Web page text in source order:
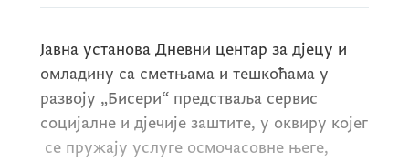
Јавна установа Дневни центар за дјецу и
омладину са сметњама и тешкоћама у
развоју „Бисери“ предстваља сервис
социјалне и дјечије заштите, у оквиру којег
се пружају услуге осмочасовне његе,